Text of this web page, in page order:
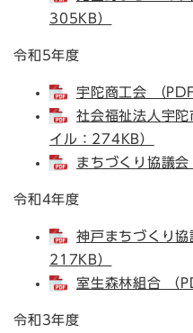
305KB）
令和5年度
宇陀商工会 （
社会福祉法人宇
イル：274KB）
まちづくり協議
令和4年度
神戸まちづくり協
217KB）
室生森林組合 （
令和3年度